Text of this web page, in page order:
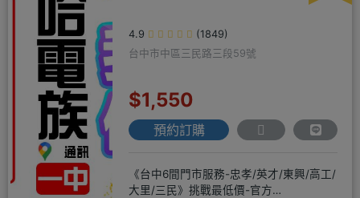
4.9
(1849)
台中市中區三民路三段59號
$1,550
預約訂購
《台中6間門市服務-忠孝/英才/東興/高工/
大里/三民》挑戰最低價-官方